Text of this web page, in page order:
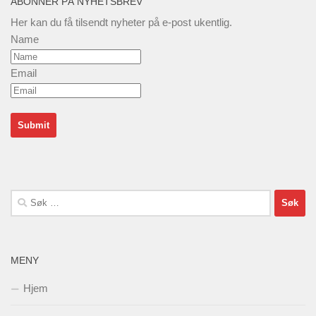
Her kan du få tilsendt nyheter på e-post ukentlig.
Name
Email
Søk
etter:
MENY
Hjem